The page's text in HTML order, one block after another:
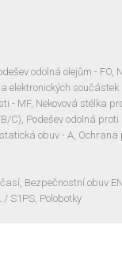
odolná olejům - FO,
elektronických
- MF, Nekovová stélka
C), Podešev odolná
obuv - A,
Bezpečnostní obuv
S1PS, Polobotky